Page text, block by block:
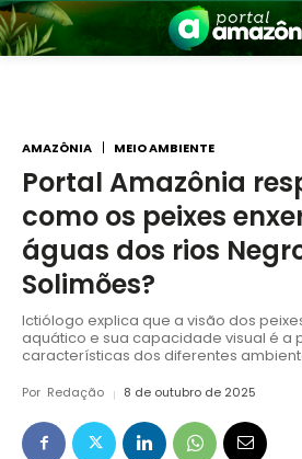
AMAZÔNIA MEIO AMBIENTE
Portal Amazônia
como os peixes
águas dos rios
Solimões?
Ictiólogo explica que a visão dos
aquático e sua capacidade visual é a
características dos diferentes
Por Redação 8 de outubro de 2025